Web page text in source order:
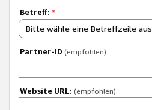
Betreff: *
Bitte wähle eine Betreffzeile
Partner-ID (empfohlen)
Website URL: (empfohlen)